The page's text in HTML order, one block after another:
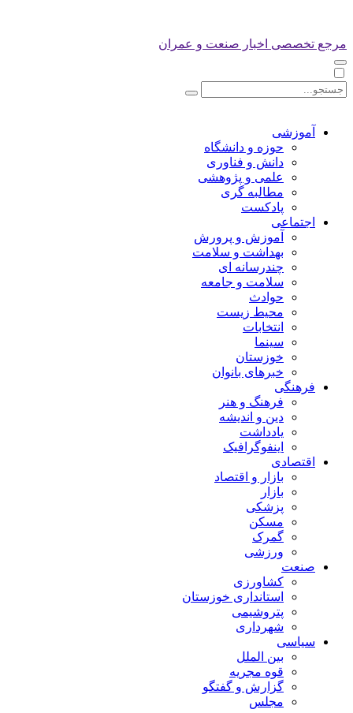
مرجع تخصصی اخبار صنعت و عمران
آموزشی
حوزه و دانشگاه
دانش و فناوری
علمی و پژوهشی
مطالبه گری
پادکست
اجتماعی
آموزش و پرورش
بهداشت و سلامت
چندرسانه ای
سلامت و جامعه
حوادث
محیط زیست
انتخابات
سینما
خوزستان
خبرهای بانوان
فرهنگی
فرهنگ و هنر
دین و اندیشه
یادداشت
اینفوگرافیک
اقتصادی
بازار و اقتصاد
بازار
پزشکی
مسکن
گمرک
ورزشی
صنعت
کشاورزی
استانداری خوزستان
پتروشیمی
شهرداری
سیاسی
بین الملل
قوه مجریه
گزارش و گفتگو
مجلس